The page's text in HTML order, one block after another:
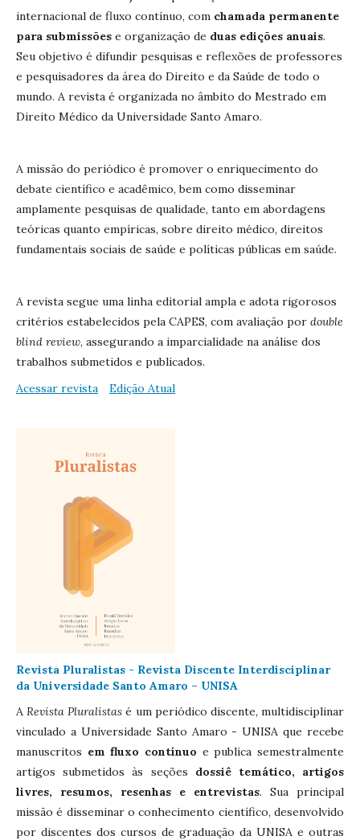
internacional de fluxo contínuo, com chamada permanente
para submissões e organização de duas edições anuais.
Seu objetivo é difundir pesquisas e reflexões de professores
e pesquisadores da área do Direito e da Saúde de todo o
mundo. A revista é organizada no âmbito do Mestrado em
Direito Médico da Universidade Santo Amaro.
A missão do periódico é promover o enriquecimento do
debate científico e acadêmico, bem como disseminar
amplamente pesquisas de qualidade, tanto em abordagens
teóricas quanto empíricas, sobre direito médico, direitos
fundamentais sociais de saúde e políticas públicas em saúde.
A revista segue uma linha editorial ampla e adota rigorosos
critérios estabelecidos pela CAPES, com avaliação por double
blind review, assegurando a imparcialidade na análise dos
trabalhos submetidos e publicados.
Acessar revista
Edição Atual
Revista Pluralistas - Revista Discente Interdisciplinar
da Universidade Santo Amaro – UNISA
A Revista Pluralistas é um periódico discente, multidisciplinar
vinculado a Universidade Santo Amaro - UNISA que recebe
manuscritos em fluxo contínuo e publica semestralmente
artigos submetidos às seções dossiê temático, artigos
livres, resumos, resenhas e entrevistas. Sua principal
missão é disseminar o conhecimento científico, desenvolvido
por discentes dos cursos de graduação da UNISA e outras